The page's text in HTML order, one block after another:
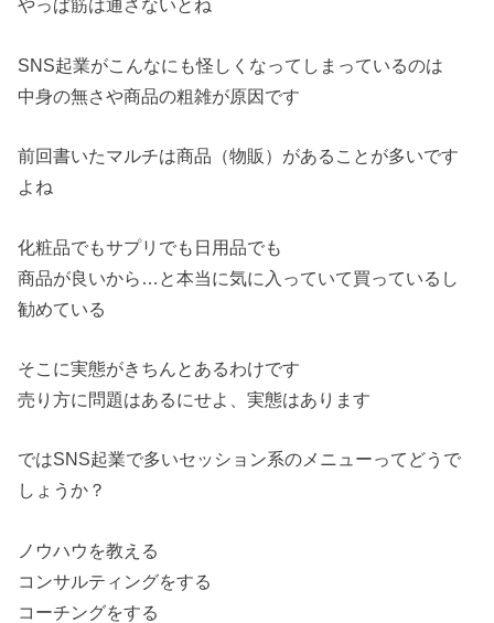
やっぱ筋は通さないとね
SNS起業がこんなにも怪しくなってしまっているのは
中身の無さや商品の粗雑が原因です
前回書いたマルチは商品（物販）があることが多いです
よね
化粧品でもサプリでも日用品でも
商品が良いから…と本当に気に入っていて買っているし
勧めている
そこに実態がきちんとあるわけです
売り方に問題はあるにせよ、実態はあります
ではSNS起業で多いセッション系のメニューってどうで
しょうか？
ノウハウを教える
コンサルティングをする
コーチングをする